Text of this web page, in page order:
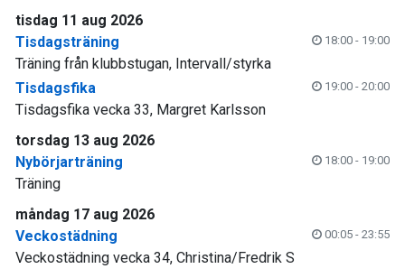
tisdag 11 aug 2026
Tisdagsträning
18:00 - 19:00
Träning från klubbstugan, Intervall/styrka
Tisdagsfika
19:00 - 20:00
Tisdagsfika vecka 33, Margret Karlsson
torsdag 13 aug 2026
Nybörjarträning
18:00 - 19:00
Träning
måndag 17 aug 2026
Veckostädning
00:05 - 23:55
Veckostädning vecka 34, Christina/Fredrik S